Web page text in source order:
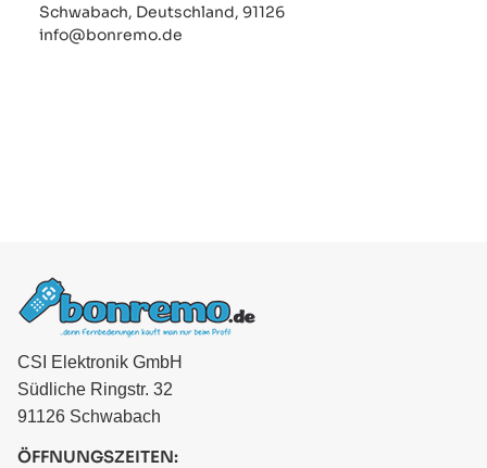
Schwabach, Deutschland, 91126
info@bonremo.de
CSI Elektronik GmbH
Südliche Ringstr. 32
91126 Schwabach
ÖFFNUNGSZEITEN: